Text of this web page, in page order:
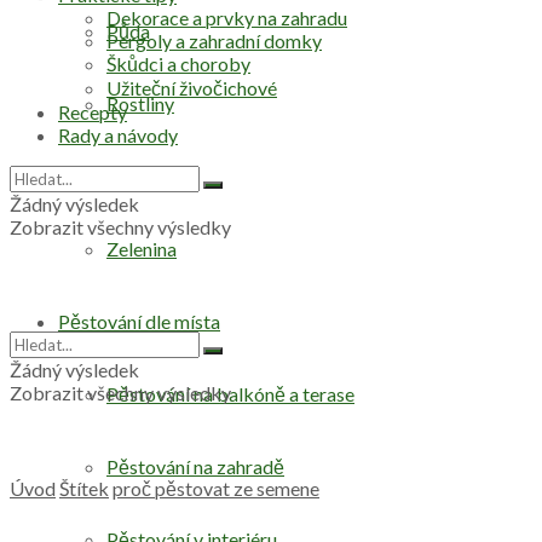
Půda
Rostliny
Zelenina
Pěstování dle místa
Pěstování na balkóně a terase
Pěstování na zahradě
Dekorace a prvky na zahradu
Pergoly a zahradní domky
Škůdci a choroby
Užiteční živočichové
Recepty
Rady a návody
Žádný výsledek
Zobrazit všechny výsledky
Žádný výsledek
Zobrazit všechny výsledky
Úvod Štítek proč pěstovat ze semene